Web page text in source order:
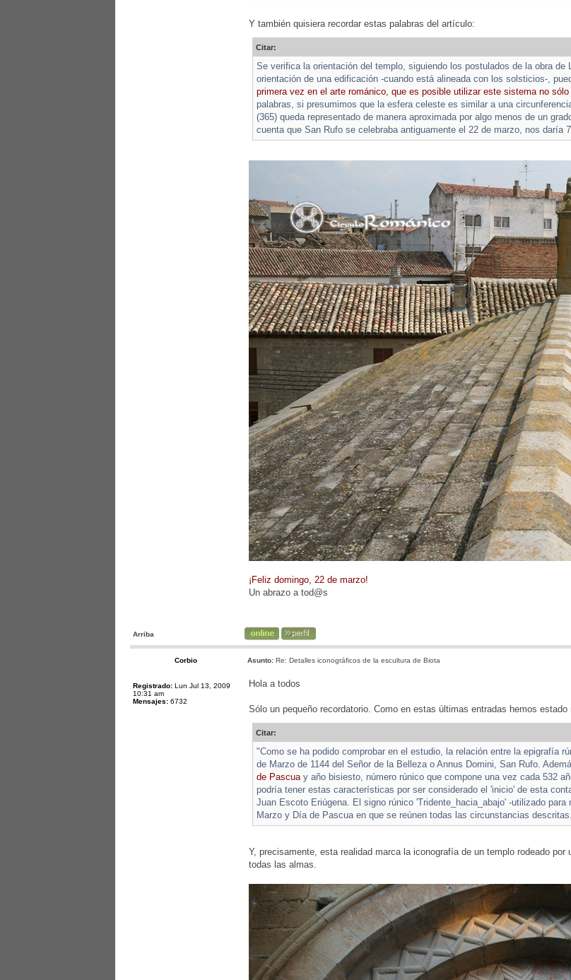
Y también quisiera recordar estas palabras del artículo:
Citar:
Se verifica la orientación del templo, siguiendo los postulados de la obra
orientación de una edificación -cuando está alineada con los solsticios-,
primera vez en el arte románico, que es posible utilizar este sistema no
palabras, si presumimos que la esfera celeste es similar a una
(365) queda representado de manera aproximada por algo menos de un
cuenta que San Rufo se celebraba antiguamente el 22 de marzo, nos daría
¡Feliz domingo, 22 de marzo!
Un abrazo a tod@s
Arriba
Corbio Asunto: Re: Detalles iconográficos de la escultura de Biota
Registrado: Lun Jul 13, 2009
10:31 am
Mensajes: 6732
Hola a todos
Sólo un pequeño recordatorio. Como en estas últimas entradas hemos
Citar:
"Como se ha podido comprobar en el estudio, la relación entre la epigrafía
de Marzo de 1144 del Señor de la Belleza o Annus Domini, San Rufo.
de Pascuay año bisiesto, número rúnico que compone una vez cada 532
podría tener estas características por ser considerado el 'inicio' de esta
Juan Escoto Eriúgena. El signo rúnico 'Tridente_hacia_abajo' -utilizado
Marzo y Día de Pascua en que se reúnen todas las circunstancias
Y, precisamente, esta realidad marca la iconografía de un templo rodeado
todas las almas.